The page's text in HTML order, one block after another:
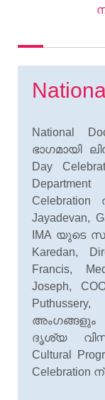
National
ഭാഗമായി
Day
Celebration
Jayadevan,
IMA യുടെ
Karedan,
Francis,
Joseph,
അംഗങ്ങളും
ദൃശ്യ
Cultural
Celebration